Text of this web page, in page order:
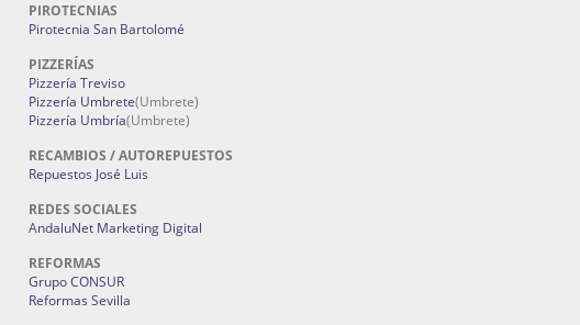
PIROTECNIAS
Pirotecnia San Bartolomé
PIZZERÍAS
Pizzería Treviso
Pizzería Umbrete(Umbrete)
Pizzería Umbría(Umbrete)
RECAMBIOS / AUTOREPUESTOS
Repuestos José Luis
REDES SOCIALES
AndaluNet Marketing Digital
REFORMAS
Grupo CONSUR
Reformas Sevilla